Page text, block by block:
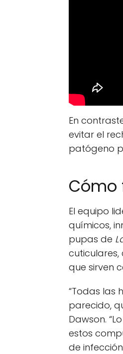
En
evitar el
patógeno
Cómo
El equipo
químicos,
pupas de
que sirven
“Todas las
parecido,
Dawson.
estos
de